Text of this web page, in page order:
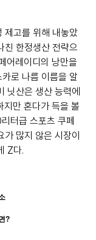
제고를 위해 내놓았
친 한정생산 전략으
어레이디의 낭만을
로 나름 이름을 알
닛산은 생산 능력에
지만 혼다가 득을 볼
터급 스포츠 쿠페
많지 않은 시장이
Z다.
?